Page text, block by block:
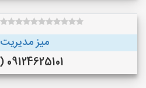
میز مدیریت 180
09124625101 (اردبیل )